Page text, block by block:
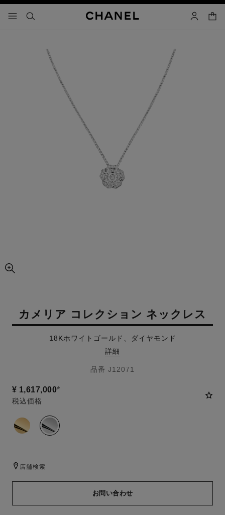
メニュー - メインナビゲーション
- メインナビゲーション
検索 マイアカ
カー
画像の拡大ビュー
カメリア コレクション ネックレス
18Kホワイトゴールド、ダイヤモンド
詳細
品番 J12071
¥ 1,617,000*
税込価格
バリエーション
店舗検索
お問い合わせ